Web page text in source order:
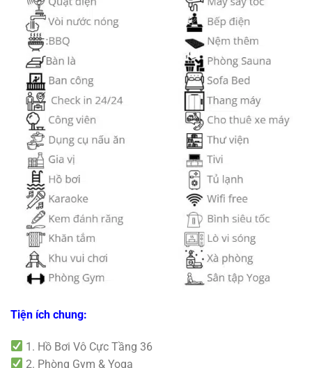
Tiện ích chung:
1. Hồ Bơi Vô Cực Tầng 36
2. Phòng Gym & Yoga